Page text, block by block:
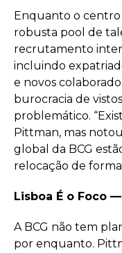
Enquanto o
robusta pool de
recrutamento
incluindo
e novos
burocracia de
problemático.
Pittman, mas
global da BCG
relocação de
Lisboa É o Foco
A BCG não tem
por enquanto.